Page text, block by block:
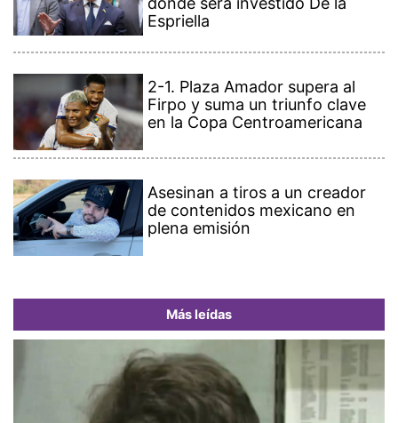
Espriella
2-1. Plaza Amador supera al
Firpo y suma un triunfo clave
en la Copa Centroamericana
Asesinan a tiros a un creador
de contenidos mexicano en
plena emisión
Más leídas